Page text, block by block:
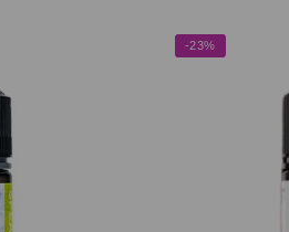
-23%